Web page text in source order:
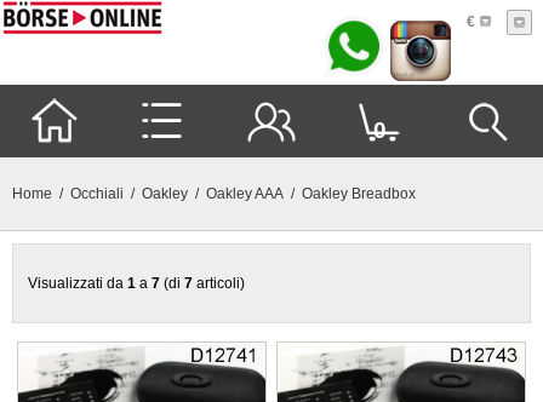
€
0
Home / Occhiali / Oakley / Oakley AAA / Oakley Breadbox
Visualizzati da 1 a 7 (di 7 articoli)